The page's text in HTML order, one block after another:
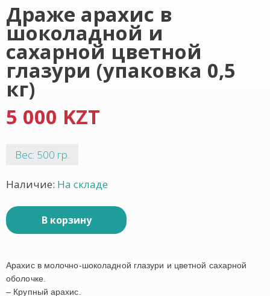
Драже арахис в
шоколадной и
сахарной цветной
глазури (упаковка 0,5
кг)
5 000 KZT
Вес: 500 гр.
Наличие: На складе
В корзину
Арахис в молочно-шоколадной глазури и цветной сахарной
оболочке.
– Крупный арахис.